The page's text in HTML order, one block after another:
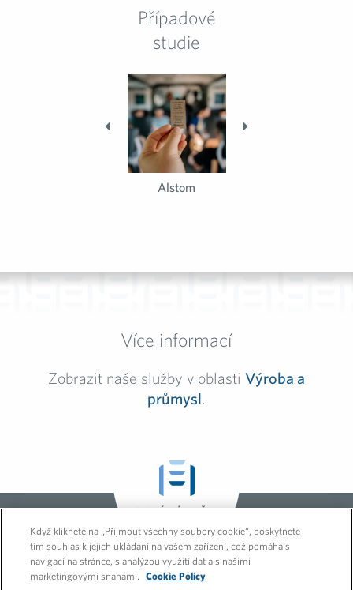
Případové
studie
Alstom
Více informací
Zobrazit naše služby v oblasti Výroba a
průmysl.
GLOBÁLNÍ SLUŽBY
Když kliknete na „Přijmout všechny soubory cookie“, poskytnete
tím souhlas k jejich ukládání na vašem zařízení, což pomáhá s
navigací na stránce, s analýzou využití dat a s našimi
marketingovými snahami.
Cookie Policy